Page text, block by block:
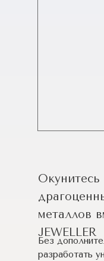
металлов
JEWELLER
Без
разработать